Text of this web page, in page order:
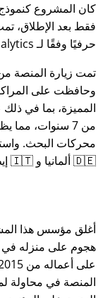
كان المشروع
فقط بعد الإطلاق،
حرفيًا وفقًا لـ Google Analytics.
وحافظت على
المميزة، بما في
من 7 سنوات، مما
محركات البحث.
🇩🇪 ألمانيا و 🇮🇹 إيطاليا.
هجوم على منزله في
المنصة في محاولة